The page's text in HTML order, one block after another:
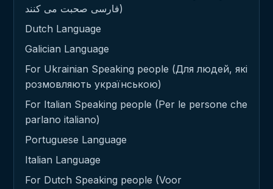
فارسی صحبت می کنند)
Dutch Language
Galician Language
For Ukrainian Speaking people (Для людей, які
розмовляють українською)
For Italian Speaking people (Per le persone che
parlano italiano)
Portuguese Language
Italian Language
For Dutch Speaking people (Voor